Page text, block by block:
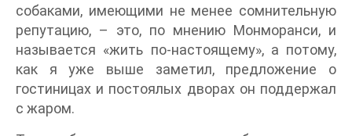
собаками, имеющими не менее сомнительную
репутацию, – это, по мнению Монморанси, и
называется «жить по-настоящему», а потому,
как я уже выше заметил, предложение о
гостиницах и постоялых дворах он поддержал
с жаром.